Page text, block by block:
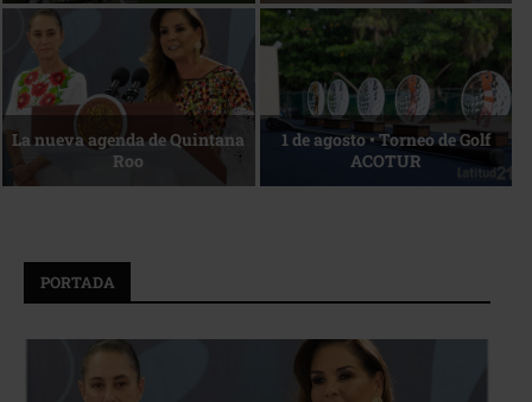
Reconocimiento de viajeros La esencia del servicio
PORTADA